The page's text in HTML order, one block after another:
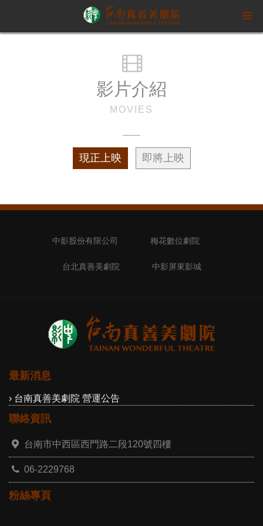
影片介紹
MOVIES
現正上映 即將上映
中影股份有限公司 梅花數位劇院
台北真善美劇院 中影屏東影城
最新消息
› 台南真善美劇院 營運公告
聯絡資訊
台南市中西區西門路二段120號四樓
06-2229768
粉絲專頁